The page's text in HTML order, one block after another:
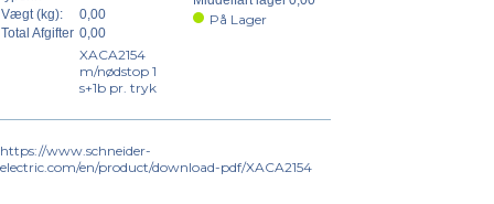
Vægt (kg):
0,00
Total Afgifter 0,00
XACA2154
m/nødstop 1
s+1b pr. tryk
På Lager
https://www.schneider-
electric.com/en/product/download-pdf/XACA2154